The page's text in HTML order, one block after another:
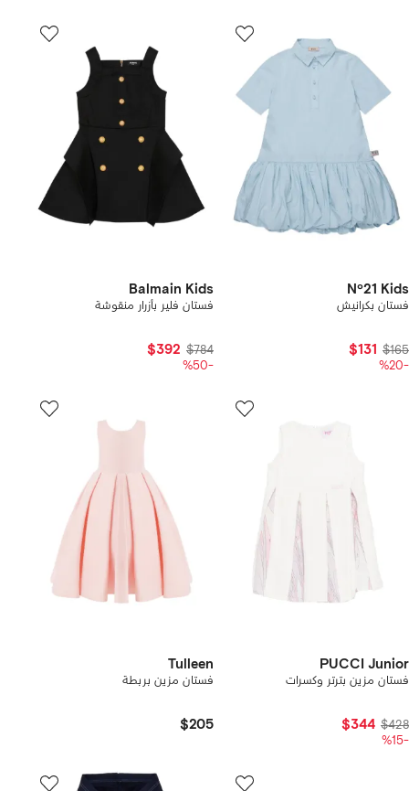
Nº21 Kids
فستان بكرانيش
$165
$131
-%20
Balmain Kids
فستان فلير بأزرار منقوشة
$784
$392
-%50
PUCCI Junior
فستان مزين بترتر وكسرات
$428
$344
-%15
Tulleen
فستان مزين بربطة
$205